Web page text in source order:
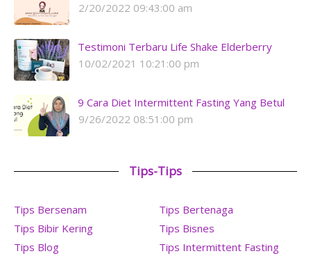
2/20/2022 09:43:00 am
Testimoni Terbaru Life Shake Elderberry
10/02/2021 10:21:00 pm
9 Cara Diet Intermittent Fasting Yang Betul
9/26/2022 08:51:00 pm
Tips-Tips
Tips Bersenam
Tips Bertenaga
Tips Bibir Kering
Tips Bisnes
Tips Blog
Tips Intermittent Fasting